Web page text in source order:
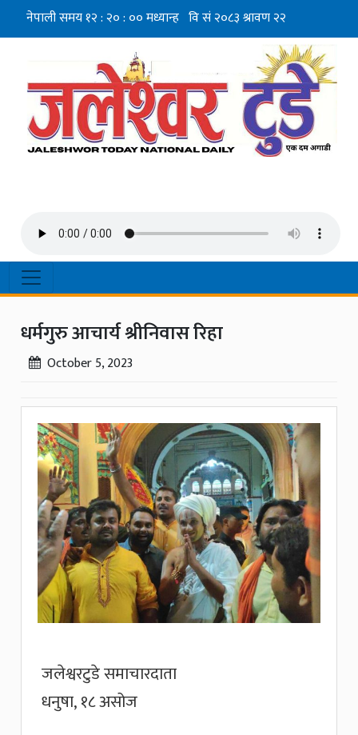
धर्मगुरु आचार्य श्रीनिवास रिहा
October 5, 2023
जलेश्वरटुडे समाचारदाता
धनुषा, १८ असोज